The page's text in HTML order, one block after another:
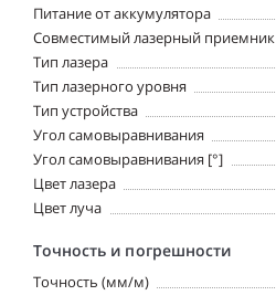
Питание от аккумулятора
Совместимый лазерный приемник
Тип лазера
Тип лазерного уровня
Тип устройства
Угол самовыравнивания
Угол самовыравнивания [°]
Цвет лазера
Цвет луча
Точность и погрешности
Точность (мм/м)